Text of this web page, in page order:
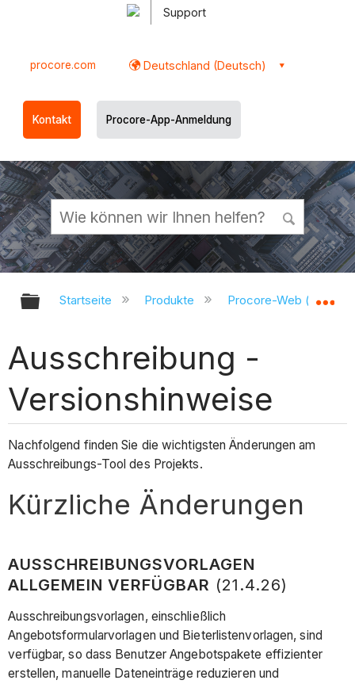
Support
procore.com Deutschland (Deutsch)
Kontakt Procore-App-Anmeldung
Globale Hierarchie auf- und
Startseite Produkte Procore-Web
Ausschreibung -
Versionshinweise
Nachfolgend finden Sie die wichtigsten Änderungen am
Ausschreibungs-Tool des Projekts.
Kürzliche Änderungen
AUSSCHREIBUNGSVORLAGEN
ALLGEMEIN VERFÜGBAR (21.4.26)
Ausschreibungsvorlagen, einschließlich
Angebotsformularvorlagen und Bieterlistenvorlagen, sind
verfügbar, so dass Benutzer Angebotspakete effizienter
erstellen, manuelle Dateneinträge reduzieren und